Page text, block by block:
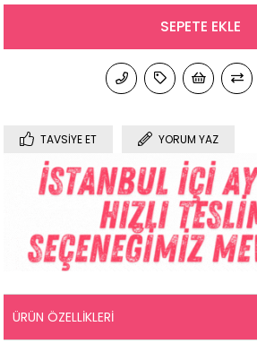
TAVSIYE ET YORUM YAZ
ÜRÜN ÖZELLIKLERI